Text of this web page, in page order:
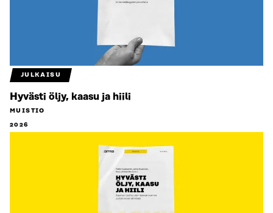
JULKAISU
Hyvästi öljy, kaasu ja hiili
MUISTIO
2026